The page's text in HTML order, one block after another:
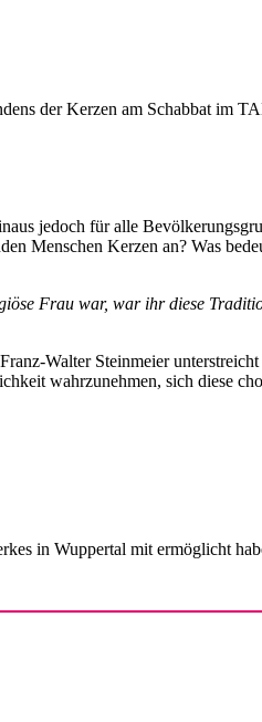
der Kerzen am Schabbat im
jedoch für alle
Menschen Kerzen an? Was
Frau war, war ihr diese
Walter Steinmeier
wahrzunehmen, sich diese
in Wuppertal mit ermöglicht